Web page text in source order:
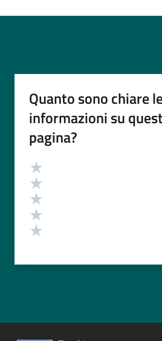
Quanto sono chiare
informazioni su
pagina?
Valutazione